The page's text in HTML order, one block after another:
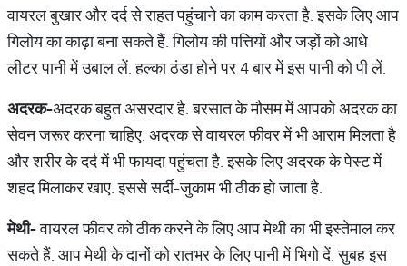
वायरल बुखार और दर्द से राहत पहुंचाने का काम करता है. इसके लिए आप
गिलोय का काढ़ा बना सकते हैं. गिलोय की पत्तियों और जड़ों को आधे
लीटर पानी में उबाल लें. हल्का ठंडा होने पर 4 बार में इस पानी को पी लें.
अदरक-अदरक बहुत असरदार है. बरसात के मौसम में आपको अदरक का
सेवन जरूर करना चाहिए. अदरक से वायरल फीवर में भी आराम मिलता है
और शरीर के दर्द में भी फायदा पहुंचता है. इसके लिए अदरक के पेस्ट में
शहद मिलाकर खाए. इससे सर्दी-जुकाम भी ठीक हो जाता है.
मेथी-वायरल फीवर को ठीक करने के लिए आप मेथी का भी इस्तेमाल कर
सकते हैं. आप मेथी के दानों को रातभर के लिए पानी में भिगो दें. सुबह इस